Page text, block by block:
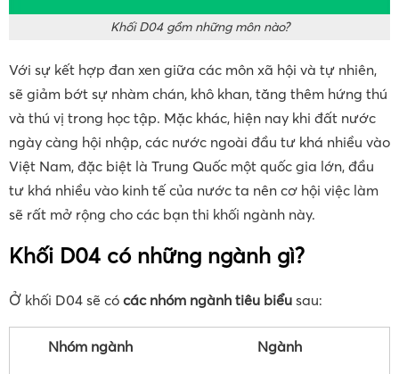
Khối D04 gồm những môn nào?
Với sự kết hợp đan xen giữa các môn xã hội và tự nhiên,
sẽ giảm bớt sự nhàm chán, khô khan, tăng thêm hứng thú
và thú vị trong học tập. Mặc khác, hiện nay khi đất nước
ngày càng hội nhập, các nước ngoài đầu tư khá nhiều vào
Việt Nam, đặc biệt là Trung Quốc một quốc gia lớn, đầu
tư khá nhiều vào kinh tế của nước ta nên cơ hội việc làm
sẽ rất mở rộng cho các bạn thi khối ngành này.
Khối D04 có những ngành gì?
Ở khối D04 sẽ có các nhóm ngành tiêu biểu sau:
Nhóm ngành Ngành